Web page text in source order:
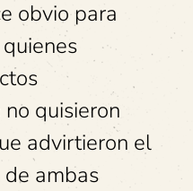
obvio para
quisieron
advirtieron el
ambas